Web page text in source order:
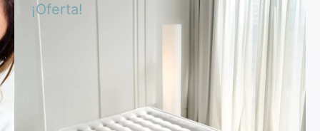
¡Oferta!